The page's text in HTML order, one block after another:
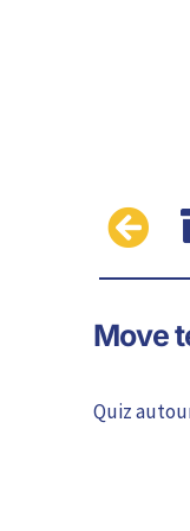

Move
Quiz